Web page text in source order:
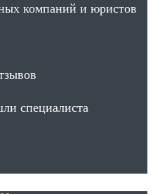
компаний и юристов
специалиста